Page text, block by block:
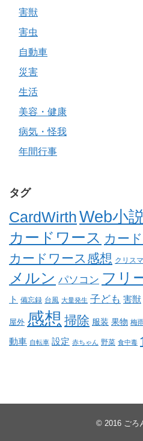
害獣
害虫
自動車
災害
生活
美容・健康
病気・怪我
年間行事
タグ
CardWirthWeb小
カードワース カー
カードワース感想 クリス
メルン パソコン フリ
ト 備忘録 台風 大量発生 子ども 害獣
屋外 感想 掃除 服装 果物 梅
動車 自転車 設定 赤ちゃん 野菜 食中毒
© 2016 ごろ